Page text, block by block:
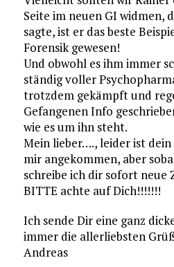
Seite im neuen GI widmen,
sagte, ist er das beste
Forensik gewesen!
Und obwohl es ihm immer
ständig voller
trotzdem gekämpft und
Gefangenen Info
wie es um ihn steht.
Mein lieber…., leider ist
mir angekommen, aber
schreibe ich dir sofort neue
BITTE achte auf Dich!!!!!!!
Ich sende Dir eine ganz
immer die allerliebsten
Andreas